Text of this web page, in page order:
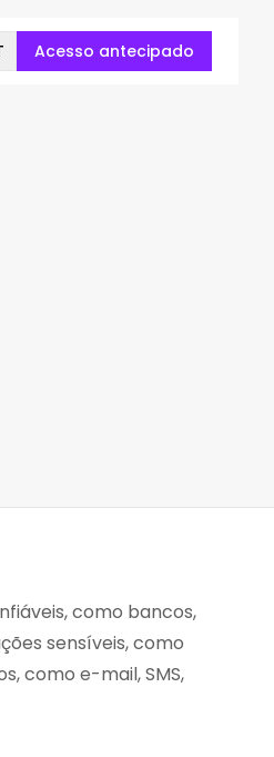
Acesso antecipado
como bancos,
sensíveis, como
como e-mail, SMS,